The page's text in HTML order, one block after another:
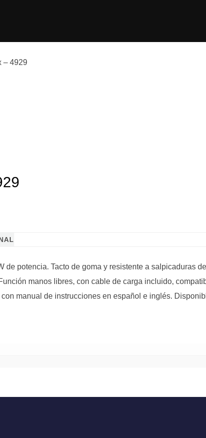
– 4929
de potencia. Tacto de goma y resistente a salpicaduras
manos libres, con cable de carga incluido,
manual de instrucciones en español e inglés.